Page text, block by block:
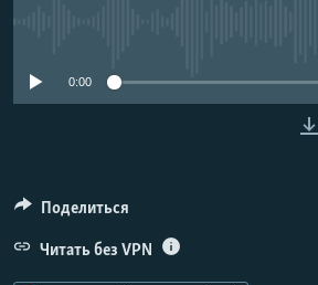
0:00
Поделиться
Читать без VPN